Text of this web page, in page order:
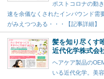
ポストコロナの動
速を余儀なくされたインバウンド需
がみえつつある・・・【記事詳細】
髪を知り尽くす
近代化学株式会
ヘアケア製品の
いる近代化学。美